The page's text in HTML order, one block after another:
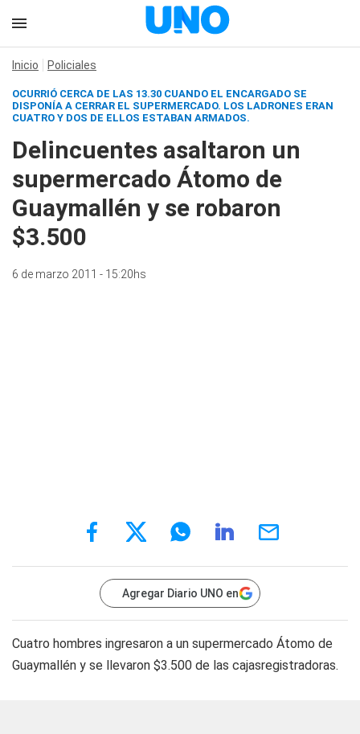
Inicio Policiales
OCURRIÓ CERCA DE LAS 13.30 CUANDO EL ENCARGADO SE
DISPONÍA A CERRAR EL SUPERMERCADO. LOS LADRONES ERAN
CUATRO Y DOS DE ELLOS ESTABAN ARMADOS.
Delincuentes asaltaron un
supermercado Átomo de
Guaymallén y se robaron
$3.500
6 de marzo 2011 - 15:20hs
Agregar Diario UNO en
Cuatro hombres ingresaron a un supermercado Átomo de
Guaymallén y se llevaron $3.500 de las cajasregistradoras.